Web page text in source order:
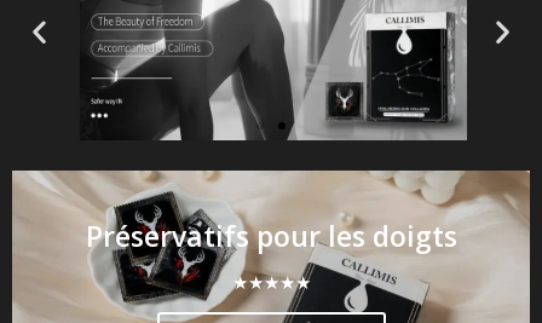
Préservatifs pour les doigts
★★★★★